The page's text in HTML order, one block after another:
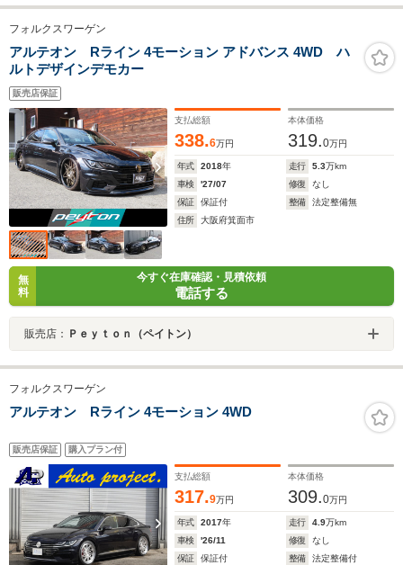
フォルクスワーゲン
アルテオン Rライン 4モーション アドバンス 4WD ハ
ルトデザインデモカー
販売店保証
支払総額
338.6万円
本体価格
319.0万円
年式 2018年 走行 5.3万km
車検
'27/07 修復
なし
保証
保証付 整備
法定整備無
住所
大阪府箕面市
無
料
今すぐ在庫確認・見積依頼
電話する
販売店： Ｐｅｙｔｏｎ（ペイトン）
フォルクスワーゲン
アルテオン Rライン 4モーション 4WD
販売店保証 購入プラン付
支払総額
317.9万円
本体価格
309.0万円
年式 2017年 走行 4.9万km
車検
'26/11 修復
なし
保証
保証付 整備
法定整備付